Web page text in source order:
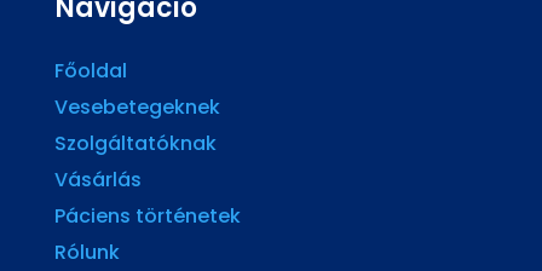
Főoldal
Vesebetegeknek
Szolgáltatóknak
Vásárlás
Páciens történetek
Rólunk